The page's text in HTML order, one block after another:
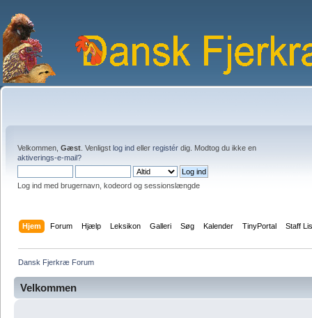
Velkommen, Gæst . Venligst log ind eller registér dig. Modtog du ikke en
aktiverings-e-mail?
Log ind med brugernavn, kodeord og sessionslængde
Hjem Forum Hjælp Leksikon Galleri Søg Kalender TinyPortal Staff
Dansk Fjerkræ Forum
Velkommen